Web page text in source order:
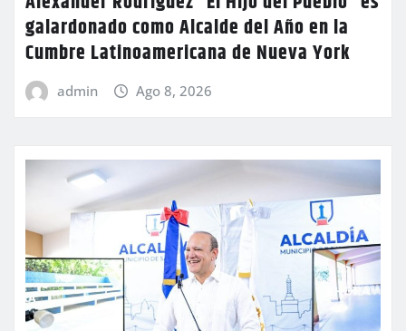
galardonado como Alcalde del Año en la
Cumbre Latinoamericana de Nueva York
admin Ago 8, 2026